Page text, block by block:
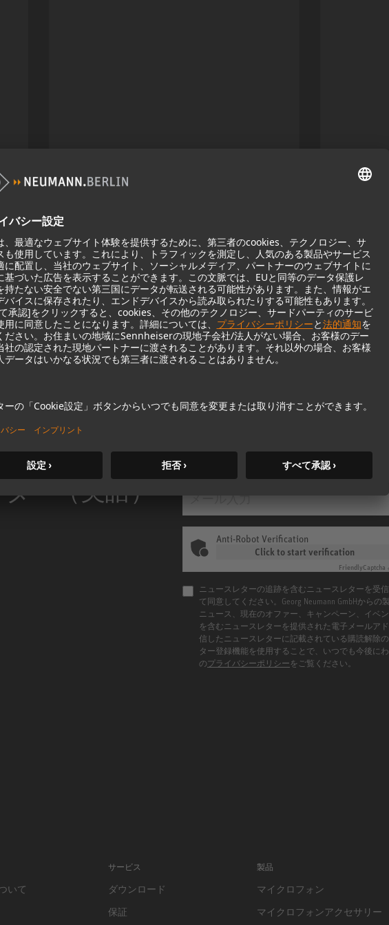
MCM
KH 120 II
Neumannの定評あるスタジオモニ
ターは、より深い低音域、より高
い解像度、DSPパワーで新たなレ
ベルに引き上げられました。
KH 120 II
モニ
ー（英語）
Anti-Robot Verification
Click to start verification
FriendlyCaptcha
ニュースレターの追跡を含むニュースレターを受
て同意してください。Georg Neumann GmbHから
ニュース、現在のオファー、キャンペーン、イベ
を含むニュースレターを提供された電子メールア
信したニュースレターに記載されている購読解除
ター登録機能を使用することで、いつでも今後に
のプライバシーポリシー をご覧ください。
いて
サービス
ダウンロード
保証
製品
マイクロフォン
マイクロフォンアクセサリー